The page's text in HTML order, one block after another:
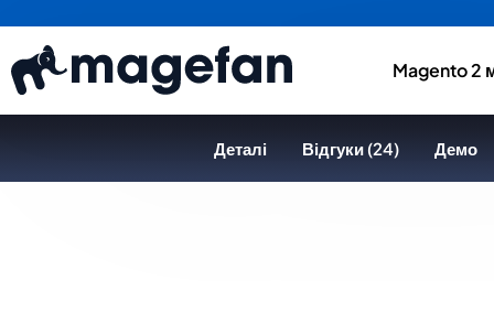
Magento 2
Деталі Відгуки (24) Демо